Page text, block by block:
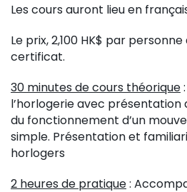
Les cours auront lieu en
Le prix, 2,100 HK$ par
certificat.
30 minutes de cours théorique
l’horlogerie avec
du fonctionnement d’un
simple. Présentation et
horlogers
2 heures de pratique: